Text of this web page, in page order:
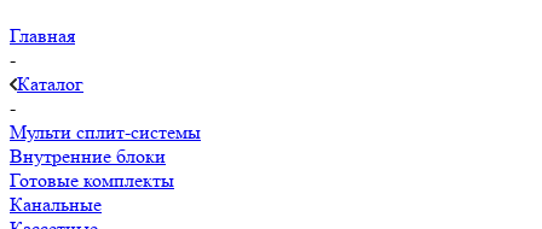
Главная
-
Каталог
-
Мульти сплит-системы
Внутренние блоки
Готовые комплекты
Канальные